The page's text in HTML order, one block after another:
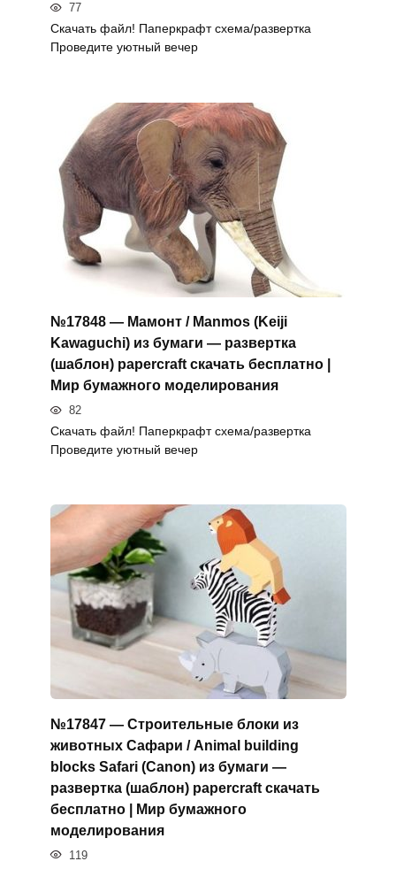
77
Скачать файл! Паперкрафт схема/развертка
Проведите уютный вечер
№17848 — Мамонт / Manmos (Keiji
Kawaguchi) из бумаги — развертка
(шаблон) papercraft скачать бесплатно |
Мир бумажного моделирования
82
Скачать файл! Паперкрафт схема/развертка
Проведите уютный вечер
№17847 — Строительные блоки из
животных Сафари / Animal building
blocks Safari (Canon) из бумаги —
развертка (шаблон) papercraft скачать
бесплатно | Мир бумажного
моделирования
119